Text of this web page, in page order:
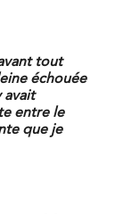
tout
échouée
avait
entre le
que je